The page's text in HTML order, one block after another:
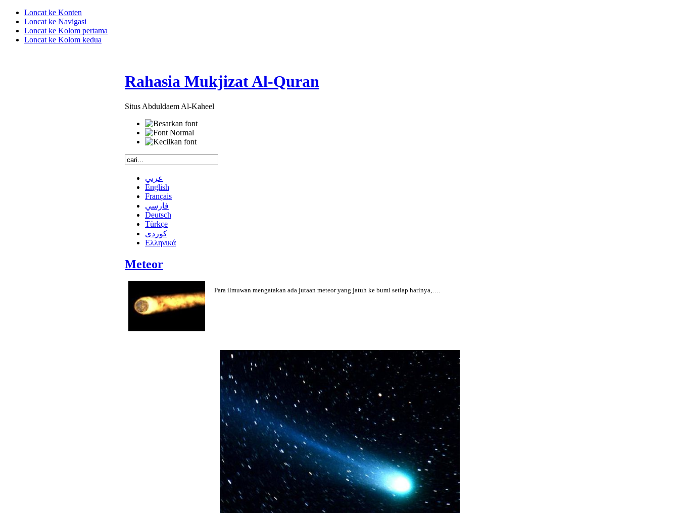
Loncat ke Konten
Loncat ke Navigasi
Loncat ke Kolom pertama
Loncat ke Kolom kedua
Rahasia Mukjizat Al-Quran
Situs Abduldaem Al-Kaheel
عربي
English
Français
فارسي
Deutsch
Türkçe
كوردى
Ελληνικά
Meteor
Para ilmuwan mengatakan ada jutaan meteor yang jatuh ke bumi setiap harinya,